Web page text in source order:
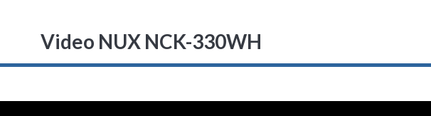
Video NUX NCK-330WH